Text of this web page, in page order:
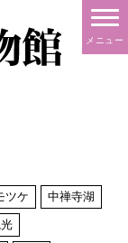
メニュー
ツケ 中禅寺湖